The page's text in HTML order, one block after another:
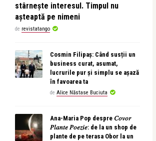
stârnește interesul. Timpul nu
așteaptă pe nimeni
de revistatango
Cosmin Filipaș: Când susții un
business curat, asumat,
lucrurile pur și simplu se așază
în favoarea ta
de Alice Năstase Buciuta
Ana-Maria Pop despre 𝐶𝑜𝑣𝑜𝑟
𝑃𝑙𝑎𝑛𝑡𝑒 𝑃𝑜𝑒𝑧𝑖𝑒: de la un shop de
plante de pe terasa Obor la un